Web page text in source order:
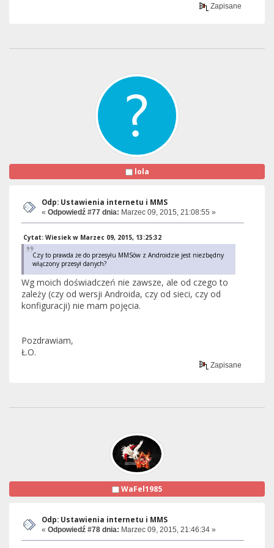
Zapisane
lola
Odp: Ustawienia internetu i MMS
« Odpowiedź #77 dnia: Marzec 09, 2015, 21:08:55 »
Cytat: Wiesiek w Marzec 09, 2015, 13:25:32
Czy to prawda że do przesyłu MMSów z Androidzie jest niezbędny
włączony przesył danych?
Wg moich doświadczeń nie zawsze, ale od czego to
zależy (czy od wersji Androida, czy od sieci, czy od
konfiguracji) nie mam pojęcia.
Pozdrawiam,
Ł.O.
Zapisane
WaFel1985
Odp: Ustawienia internetu i MMS
« Odpowiedź #78 dnia: Marzec 09, 2015, 21:46:34 »